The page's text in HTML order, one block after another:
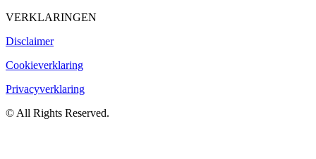
VERKLARINGEN
Disclaimer
Cookieverklaring
Privacyverklaring
© All Rights Reserved.